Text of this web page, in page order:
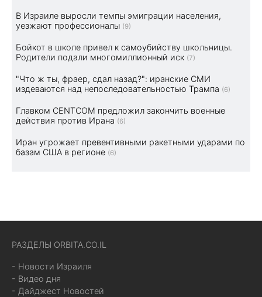
В Израиле выросли темпы эмиграции населения,
уезжают профессионалы (9)
Бойкот в школе привел к самоубийству школьницы.
Родители подали многомиллионный иск (7)
"Что ж ты, фраер, сдал назад?": иранские СМИ
издеваются над непоследовательностью Трампа (6)
Главком CENTCOM предложил закончить военные
действия против Ирана (6)
Иран угрожает превентивными ракетными ударами по
базам США в регионе (6)
РАЗДЕЛЫ ORBITA.CO.IL
- Новости Израиля
- Видео дня
- Дайджест Новостей